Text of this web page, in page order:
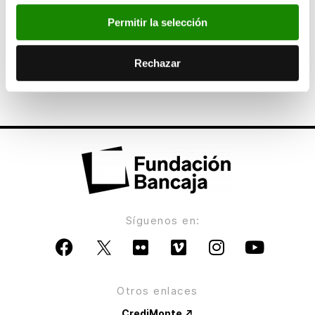
Permitir la selección
Rechazar
Fundación Bancaja y la Universitat Jaume I
colaborarán en actividades de promoción
cultural y social
Síguenos en:
Otros enlaces